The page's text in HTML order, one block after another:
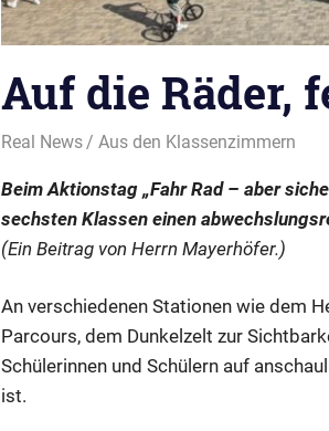
Auf die Räder,
5. Mai 2026
Real News Aus den Klassenzimmern
Beim Aktionstag „Fahr Rad – aber
sechsten Klassen einen
(Ein Beitrag von Herrn Mayerhöfer.)
An verschiedenen Stationen wie dem
Parcours, dem Dunkelzelt zur
Schülerinnen und Schülern auf
ist.